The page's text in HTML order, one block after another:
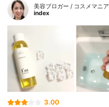
美容ブロガー / コスメマニア
index
3.00